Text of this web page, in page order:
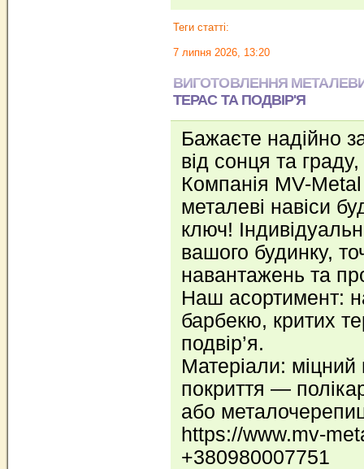
Теги статті:
7 липня 2026, 13:20
ВИГОТОВЛЕННЯ
ТЕРАС ТА ПОДВІР'Я
Бажаєте надійно
від сонця та
Компанія MV-Metal
металеві навіси
ключ!
вашого будинку,
навантажень та
Наш асортимент:
барбекю, критих
подвір’я.
Матеріали:
покриття —
або
https://www.mv-
+380980007751